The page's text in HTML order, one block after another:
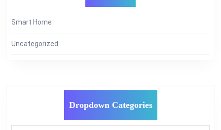
Smart Home
Uncategorized
Dropdown Categories